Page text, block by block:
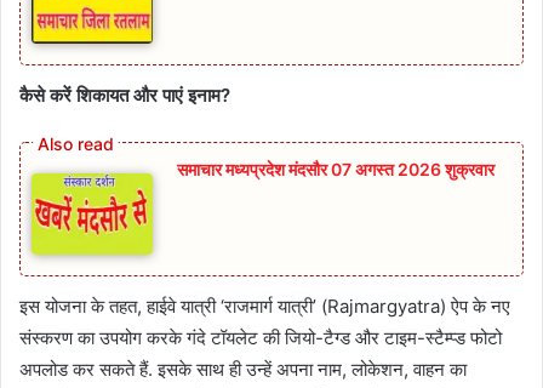
कैसे करें शिकायत और पाएं इनाम?
समाचार मध्यप्रदेश मंदसौर 07 अगस्त 2026 शुक्रवार
इस योजना के तहत, हाईवे यात्री ‘राजमार्ग यात्री’ (Rajmargyatra) ऐप के नए
संस्करण का उपयोग करके गंदे टॉयलेट की जियो-टैग्ड और टाइम-स्टैम्प्ड फोटो
अपलोड कर सकते हैं. इसके साथ ही उन्हें अपना नाम, लोकेशन, वाहन का